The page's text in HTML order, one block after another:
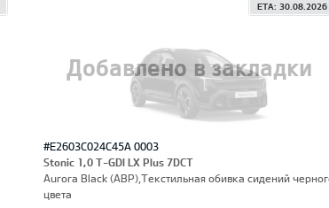
Добавлено в закладки
ETA: 30.08.2026
#E2603C024C45A 0003
Stonic 1,0 T-GDI LX Plus 7DCT
Aurora Black (ABP),Текстильная обивка сидений
цвета